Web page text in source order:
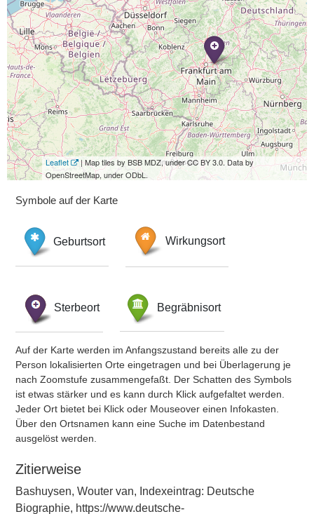
Leaflet
| Map tiles by BSB MDZ, under CC BY 3.0. Data by
OpenStreetMap, under ODbL.
Symbole auf der Karte
Geburtsort Wirkungsort
Sterbeort Begräbnisort
Auf der Karte werden im Anfangszustand bereits alle zu der
Person lokalisierten Orte eingetragen und bei Überlagerung je
nach Zoomstufe zusammengefaßt. Der Schatten des Symbols
ist etwas stärker und es kann durch Klick aufgefaltet werden.
Jeder Ort bietet bei Klick oder Mouseover einen Infokasten.
Über den Ortsnamen kann eine Suche im Datenbestand
ausgelöst werden.
Zitierweise
Bashuysen, Wouter van, Indexeintrag: Deutsche
Biographie, https://www.deutsche-